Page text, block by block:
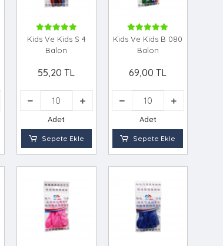
Kids Ve Kids S 4
Balon
55,20 TL
Adet
Sepete Ekle
Kids Ve Kids B 080
Balon
69,00 TL
Adet
Sepete Ekle